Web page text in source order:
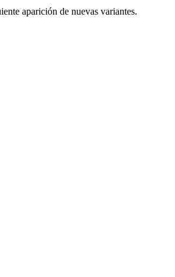
aparición de nuevas variantes.